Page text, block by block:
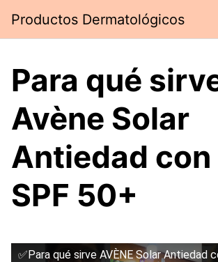
contenido
Productos Dermatológicos
Para qué
Avène Solar
Antiedad
SPF 50+
✅Para qué sirve AVÈNE Solar Antiedad